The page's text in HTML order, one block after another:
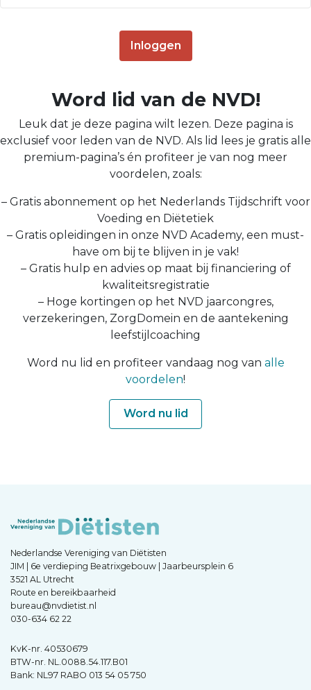
Inloggen
Word lid van de NVD!
Leuk dat je deze pagina wilt lezen. Deze pagina is
exclusief voor leden van de NVD. Als lid lees je gratis alle
premium-pagina’s én profiteer je van nog meer
voordelen, zoals:
– Gratis abonnement op het Nederlands Tijdschrift voor
Voeding en Diëtetiek
– Gratis opleidingen in onze NVD Academy, een must-
have om bij te blijven in je vak!
– Gratis hulp en advies op maat bij financiering of
kwaliteitsregistratie
– Hoge kortingen op het NVD jaarcongres,
verzekeringen, ZorgDomein en de aantekening
leefstijlcoaching
Word nu lid en profiteer vandaag nog van alle
voordelen!
Word nu lid
Nederlandse Vereniging van Diëtisten
JIM | 6e verdieping Beatrixgebouw | Jaarbeursplein 6
3521 AL Utrecht
Route en bereikbaarheid
bureau@nvdietist.nl
030-634 62 22
KvK-nr. 40530679
BTW-nr. NL.0088.54.117.B01
Bank: NL97 RABO 013 54 05 750